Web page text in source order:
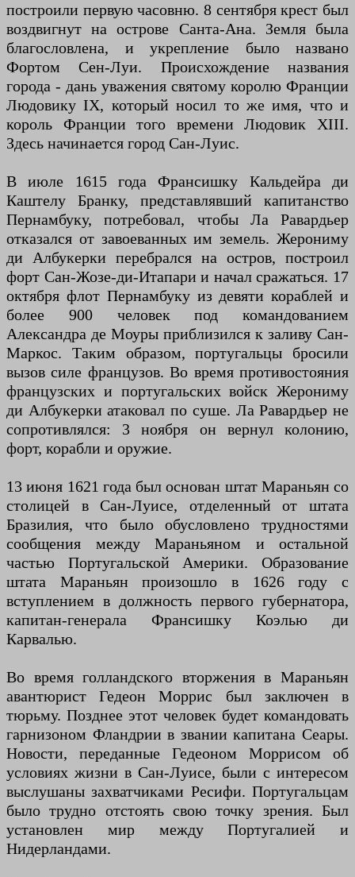
построили первую часовню. 8 сентября крест был
воздвигнут на острове Санта-Ана. Земля была
благословлена, и укрепление было названо
Фортом Сен-Луи. Происхождение названия
города - дань уважения святому королю Франции
Людовику IX, который носил то же имя, что и
король Франции того времени Людовик XIII.
Здесь начинается город Сан-Луис.
В июле 1615 года Франсишку Кальдейра ди
Каштелу Бранку, представлявший капитанство
Пернамбуку, потребовал, чтобы Ла Равардьер
отказался от завоеванных им земель. Жерониму
ди Албукерки перебрался на остров, построил
форт Сан-Жозе-ди-Итапари и начал сражаться. 17
октября флот Пернамбуку из девяти кораблей и
более 900 человек под командованием
Александра де Моуры приблизился к заливу Сан-
Маркос. Таким образом, португальцы бросили
вызов силе французов. Во время противостояния
французских и португальских войск Жерониму
ди Албукерки атаковал по суше. Ла Равардьер не
сопротивлялся: 3 ноября он вернул колонию,
форт, корабли и оружие.
13 июня 1621 года был основан штат Мараньян со
столицей в Сан-Луисе, отделенный от штата
Бразилия, что было обусловлено трудностями
сообщения между Мараньяном и остальной
частью Португальской Америки. Образование
штата Мараньян произошло в 1626 году с
вступлением в должность первого губернатора,
капитан-генерала Франсишку Коэлью ди
Карвалью.
Во время голландского вторжения в Мараньян
авантюрист Гедеон Моррис был заключен в
тюрьму. Позднее этот человек будет командовать
гарнизоном Фландрии в звании капитана Сеары.
Новости, переданные Гедеоном Моррисом об
условиях жизни в Сан-Луисе, были с интересом
выслушаны захватчиками Ресифи. Португальцам
было трудно отстоять свою точку зрения. Был
установлен мир между Португалией и
Нидерландами.